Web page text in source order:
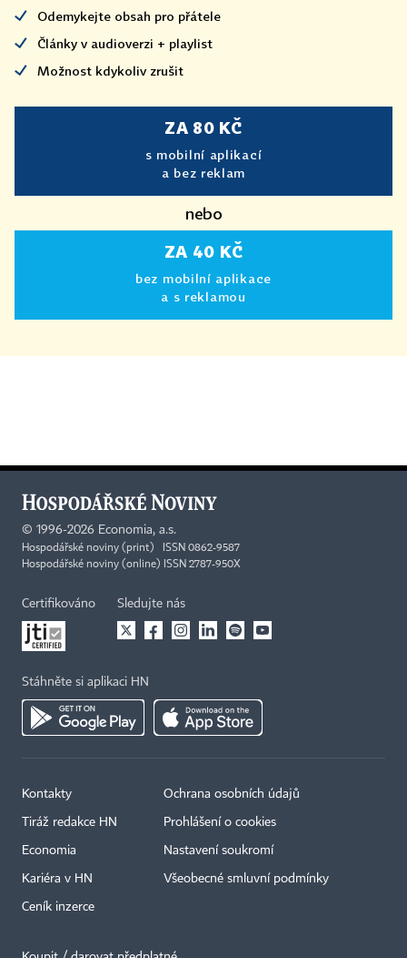
Odemykejte obsah pro přátele
Články v audioverzi + playlist
Možnost kdykoliv zrušit
ZA 80 KČ
s mobilní aplikací
a bez reklam
nebo
ZA 40 KČ
bez mobilní aplikace
a s reklamou
© 1996-2026 Economia, a.s.
Hospodářské noviny (print) ISSN 0862-9587
Hospodářské noviny (online) ISSN 2787-950X
Certifikováno Sledujte nás
Stáhněte si aplikaci HN
Kontakty
Tiráž redakce HN
Economia
Kariéra v HN
Ceník inzerce
Ochrana osobních údajů
Prohlášení o cookies
Nastavení soukromí
Všeobecné smluvní podmínky